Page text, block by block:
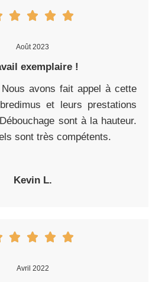
Août 2023
exemplaire !
avons fait appel à cette
et leurs prestations
sont à la hauteur.
sont très compétents.
Kevin L.
Avril 2022